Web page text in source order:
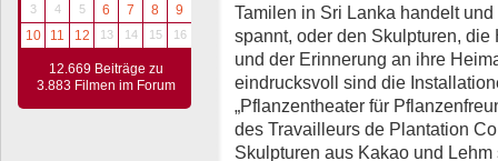
3
4 5 6 7 8
9
10
11 12 13 14 15 16
12.669 Beiträge zu
3.883 Filmen im Forum
Tamilen in Sri Lanka handelt
spannt, oder den Skulpturen,
und der Erinnerung an ihre
eindrucksvoll sind die
„Pflanzentheater für
des Travailleurs de Plantation
Skulpturen aus Kakao und